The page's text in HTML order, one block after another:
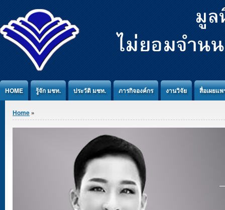
Jump to Content
HOME รู้จัก มชท. ประวัติ มชท. ภารกิจองค์กร งานวิจัย สื่อเผยแพ
You are here
Home »